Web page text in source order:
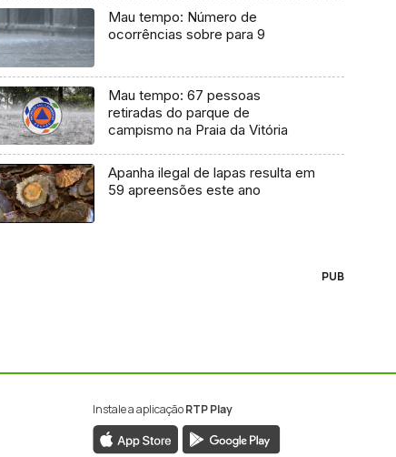
Mau tempo: Número de
ocorrências sobre para 9
Mau tempo: 67 pessoas
retiradas do parque de
campismo na Praia da Vitória
Apanha ilegal de lapas resulta em
59 apreensões este ano
PUB
Instale a aplicaçãoRTP Play